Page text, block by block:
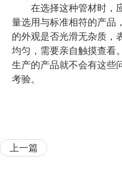
在选择这种管材时，应
量选用与标准相符的产品
的外观是否光滑无杂质，
均匀，需要亲自触摸查看
生产的产品就不会有这些
考验。
上一篇